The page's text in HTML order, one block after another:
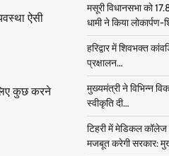
ऐसी
कुछ करने
मसूरी विधानसभा को
धामी ने किया लोकार्पण-
हरिद्वार में शिवभक्त
प्रक्षालन…
मुख्यमंत्री ने विभिन्न
स्वीकृति दी…
टिहरी में मेडिकल
मजबूत करेगी सरकार: